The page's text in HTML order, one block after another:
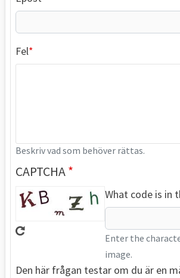
Fel
Beskriv vad som behöver rättas.
CAPTCHA
What code is in
Enter the
image.
Den här frågan testar om du är en